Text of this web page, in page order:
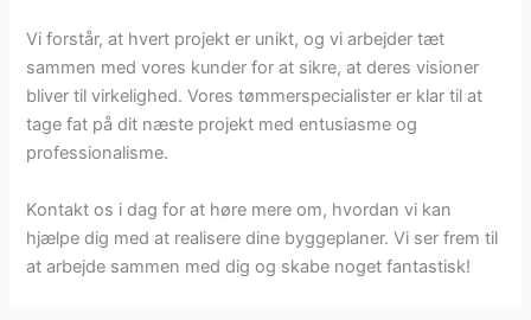
Vi forstår, at hvert projekt er unikt, og vi arbejder tæt
sammen med vores kunder for at sikre, at deres visioner
bliver til virkelighed. Vores tømmerspecialister er klar til at
tage fat på dit næste projekt med entusiasme og
professionalisme.
Kontakt os i dag for at høre mere om, hvordan vi kan
hjælpe dig med at realisere dine byggeplaner. Vi ser frem til
at arbejde sammen med dig og skabe noget fantastisk!